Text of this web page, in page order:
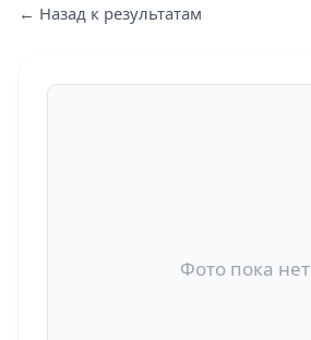
← Назад к результатам
Фото пока нет